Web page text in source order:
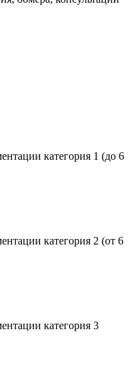
категория 1 (до 6
категория 2 (от 6
категория 3